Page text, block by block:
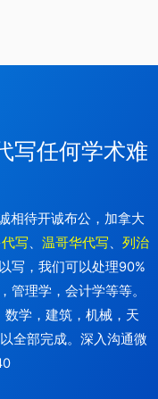
写任何学术难
相待开诚布公，加拿大
写、 温哥华代写、 列治
写，我们可以处理90%
管理学，会计学等等。
学，建筑，机械，天
全部完成。深入沟通微